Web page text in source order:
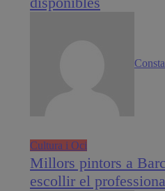
Cultura i Oci
Millors pintors a
escollir el